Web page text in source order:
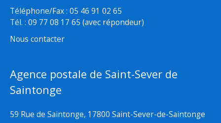
Téléphone/Fax : 05 46 91 02 65
Tél. : 09 77 08 17 65 (avec répondeur)
Nous contacter
Agence postale de Saint-Sever de
Saintonge
59 Rue de Saintonge, 17800 Saint-Sever-de-Saintonge